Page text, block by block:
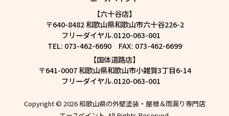
【六十谷店】
〒640-8482 和歌山県和歌山市六十谷226-2
フリーダイヤル.0120-063-001
TEL: 073-462-6690 FAX: 073-462-6699
【国体道路店】
〒641-0007 和歌山県和歌山市小雑賀3丁目6-14
フリーダイヤル.0120-063-001
Copyright © 2026 和歌山県の外壁塗装・屋根＆雨漏り専門店